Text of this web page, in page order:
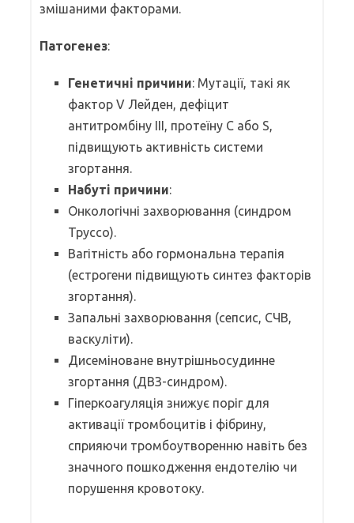
змішаними факторами.
Патогенез:
Генетичні причини: Мутації, такі як
фактор V Лейден, дефіцит
антитромбіну III, протеїну C або S,
підвищують активність системи
згортання.
Набуті причини:
Онкологічні захворювання (синдром
Труссо).
Вагітність або гормональна терапія
(естрогени підвищують синтез факторів
згортання).
Запальні захворювання (сепсис, СЧВ,
васкуліти).
Дисеміноване внутрішньосудинне
згортання (ДВЗ-синдром).
Гіперкоагуляція знижує поріг для
активації тромбоцитів і фібрину,
сприяючи тромбоутворенню навіть без
значного пошкодження ендотелію чи
порушення кровотоку.